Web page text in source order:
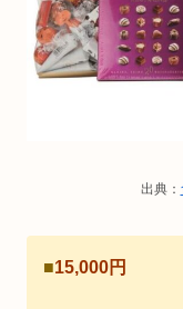
出典：
■15,000円